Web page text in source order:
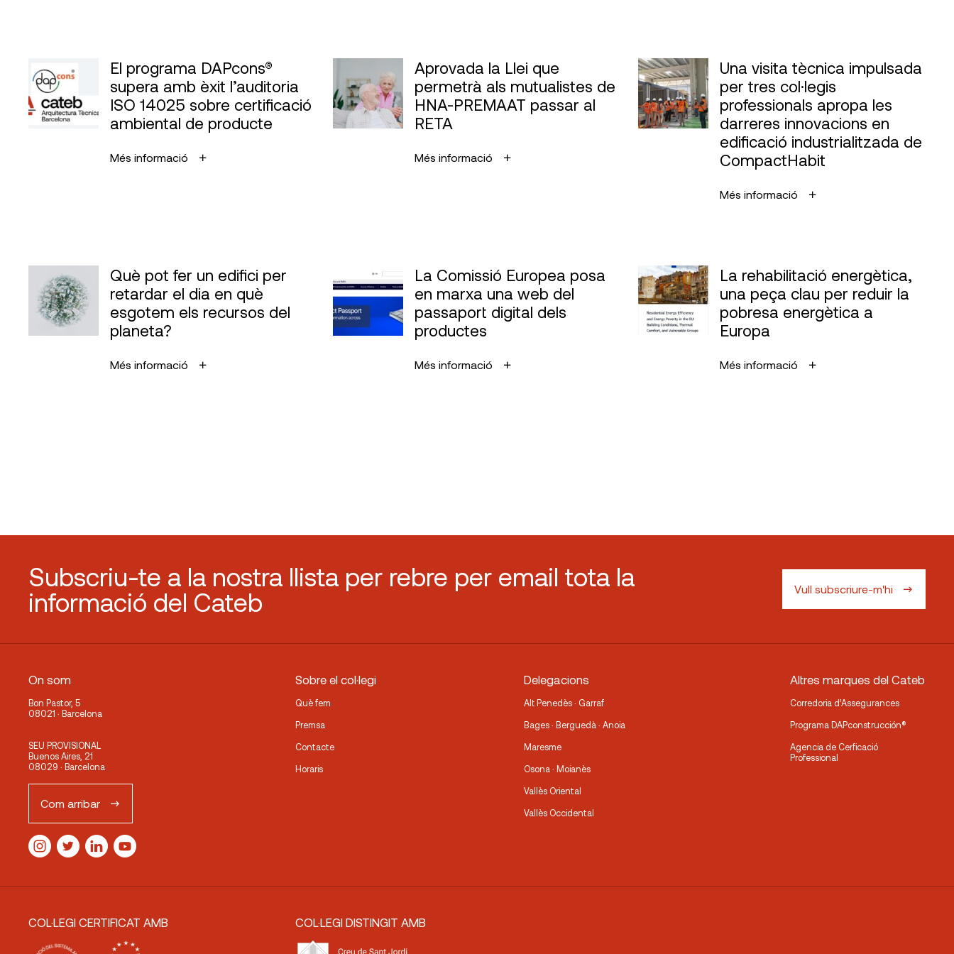
El programa DAPcons®
supera amb èxit l’auditoria
ISO 14025 sobre certificació
ambiental de producte
Més informació
Aprovada la Llei que
permetrà als mutualistes de
HNA-PREMAAT passar al
RETA
Més informació
Una visita tècnica impulsada
per tres col·legis
professionals apropa les
darreres innovacions en
edificació industrialitzada de
CompactHabit
Més informació
Què pot fer un edifici per
retardar el dia en què
esgotem els recursos del
planeta?
Més informació
La Comissió Europea posa
en marxa una web del
passaport digital dels
productes
Més informació
La rehabilitació energètica,
una peça clau per reduir la
pobresa energètica a
Europa
Més informació
Subscriu-te a la nostra llista per rebre per email tota la
informació del Cateb
Vull subscriure-m'hi
On som
Bon Pastor, 5
08021 · Barcelona
SEU PROVISIONAL
Buenos Aires, 21
08029 · Barcelona
Com arribar
Sobre el col·legi
Què fem
Premsa
Contacte
Horaris
Delegacions
Alt Penedès · Garraf
Bages · Berguedà · Anoia
Maresme
Osona · Moianès
Vallès Oriental
Vallès Occidental
Altres marques del Cateb
Corredoria d’Assegurances
Programa DAPconstrucción®
Agencia de Cerficació
Professional
COL·LEGI CERTIFICAT AMB COL·LEGI DISTINGIT AMB